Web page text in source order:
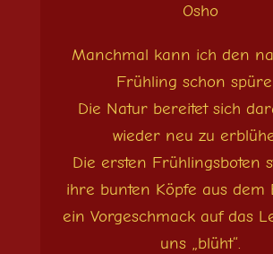
Osho
Manchmal kann ich den
Frühling schon
Die Natur bereitet sich
wieder neu zu
Die ersten Frühlingsboten
ihre bunten Köpfe aus dem
ein Vorgeschmack auf das
uns „blüht“.